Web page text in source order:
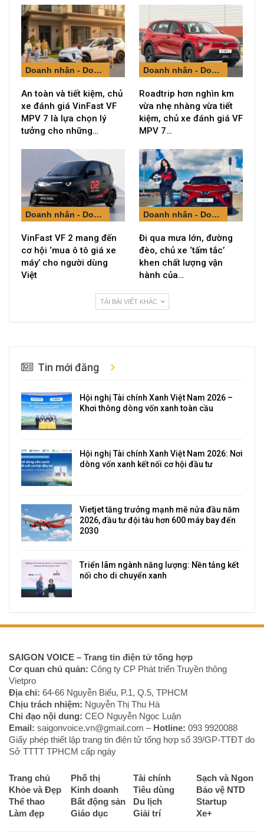
Doanh nhân - Doanh nghiệp
An toàn và tiết kiệm, chủ
xe đánh giá VinFast VF
MPV 7 là lựa chọn lý
tưởng cho những…
Doanh nhân - Doanh nghiệp
Roadtrip hơn nghìn km
vừa nhẹ nhàng vừa tiết
kiệm, chủ xe đánh giá VF
MPV 7…
Doanh nhân - Doanh nghiệp
VinFast VF 2 mang đến
cơ hội ‘mua ô tô giá xe
máy’ cho người dùng
Việt
Doanh nhân - Doanh nghiệp
Đi qua mưa lớn, đường
đèo, chủ xe ‘tấm tắc’
khen chất lượng vận
hành của…
TẢI BÀI VIẾT KHÁC
Tin mới đăng
Hội nghị Tài chính Xanh Việt Nam 2026 –
Khơi thông dòng vốn xanh toàn cầu
Hội nghị Tài chính Xanh Việt Nam 2026: Nơi
dòng vốn xanh kết nối cơ hội đầu tư
Vietjet tăng trưởng mạnh mẽ nửa đầu năm
2026, đầu tư đội tàu hơn 600 máy bay đến
2030
Triển lãm ngành năng lượng: Nền tảng kết
nối cho di chuyển xanh
SAIGON VOICE – Trang tin điện tử tổng hợp
Cơ quan chủ quản: Công ty CP Phát triển Truyền thông
Vietpro
Địa chỉ: 64-66 Nguyễn Biểu, P.1, Q.5, TPHCM
Chịu trách nhiệm: Nguyễn Thị Thu Hà
Chỉ đạo nội dung: CEO Nguyễn Ngọc Luận
Email: saigonvoice.vn@gmail.com – Hotline: 093 9920088‬
Giấy phép thiết lập trang tin điện tử tổng hợp số 39/GP-TTĐT do
Sở TTTT TPHCM cấp ngày
Trang chủ Phố thị Tài chính
Sạch và Ngon
Khỏe và Đẹp
Kinh doanh Tiêu dùng
Bảo vệ NTD
Thể thao
Bất động sản Du lịch
Startup
Làm đẹp
Giáo dục Giải trí Xe+